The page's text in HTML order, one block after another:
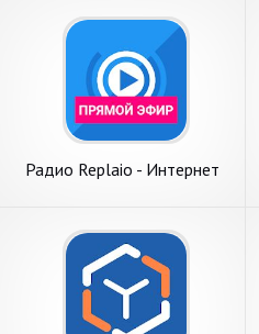
Радио Replaio - Интернет